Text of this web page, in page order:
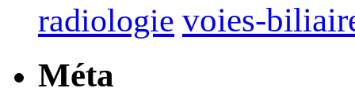
radiologie voies-
Méta